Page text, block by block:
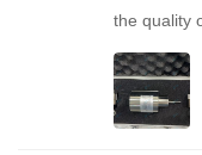
the quality